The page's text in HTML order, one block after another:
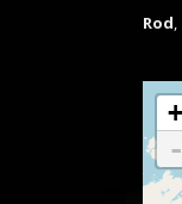
Rod,
+